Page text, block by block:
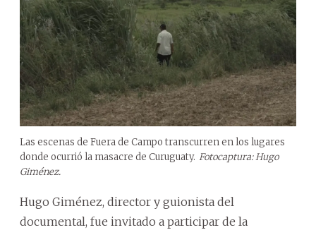
Las escenas de Fuera de Campo transcurren en los lugares
donde ocurrió la masacre de Curuguaty. Fotocaptura: Hugo
Giménez.
Hugo Giménez, director y guionista del
documental, fue invitado a participar de la